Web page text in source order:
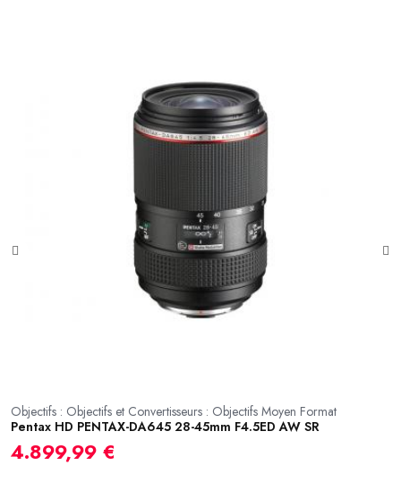
Objectifs : Objectifs et Convertisseurs : Objectifs Moyen Format
Pentax HD PENTAX-DA645 28-45mm F4.5ED AW SR
4.899,99 €